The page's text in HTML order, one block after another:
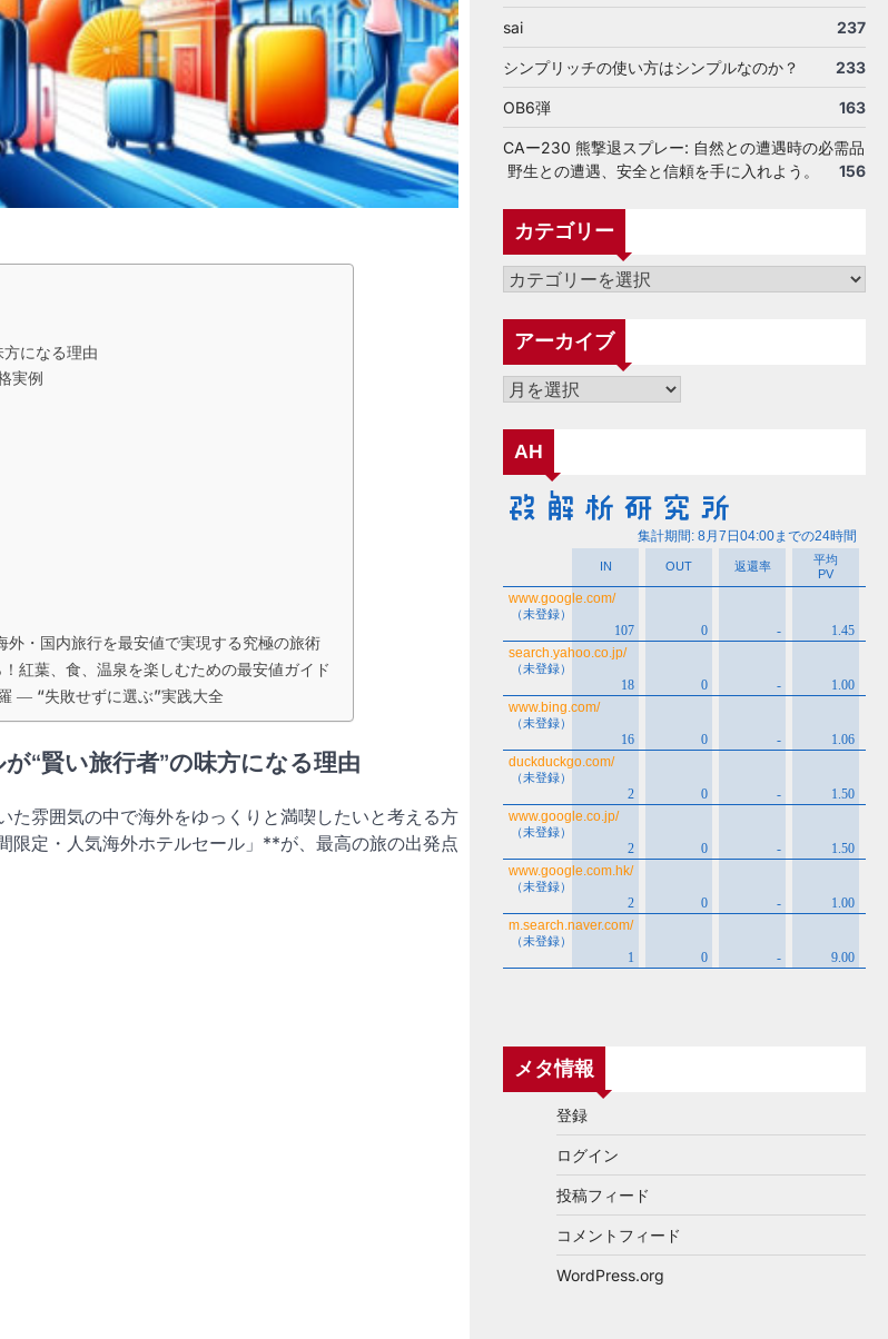
になる理由
実例
・国内旅行を最安値で実現する究極の旅術
紅葉、食、温泉を楽しむための最安値ガイド
― “失敗せずに選ぶ”実践大全
“賢い旅行者”の味方になる理由
雰囲気の中で海外をゆっくりと満喫したいと考える方
限定・人気海外ホテルセール」**が、最高の旅の出発点
sai 237
シンプリッチの使い方はシンプルなのか？ 233
OB6弾 163
CAー230 熊撃退スプレー: 自然との遭遇時の必需品
野生との遭遇、安全と信頼を手に入れよう。
156
カテゴリー
カ
ゴ
ー
アーカイブ
ア
カ
ブ
AH
メタ情報
登録
ログイン
投稿フィード
コメントフィード
WordPress.org